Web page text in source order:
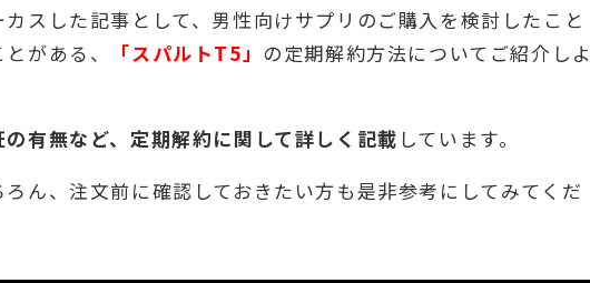
スした記事として、男性向けサプリのご購入を検討したこと
がある、
「スパルトT5」 の定期解約方法についてご紹介しよ
有無など、定期解約に関して詳しく記載 しています。
ん、注文前に確認しておきたい方も是非参考にしてみてくだ